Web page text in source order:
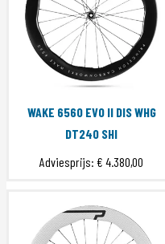
WAKE 6560 EVO II DIS WHG
DT240 SHI
Adviesprijs: € 4.380,00